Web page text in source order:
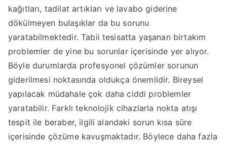
kağıtları, tadilat artıkları ve lavabo giderine
dökülmeyen bulaşıklar da bu sorunu
yaratabilmektedir. Tabii tesisatta yaşanan birtakım
problemler de yine bu sorunlar içerisinde yer alıyor.
Böyle durumlarda profesyonel çözümler sorunun
giderilmesi noktasında oldukça önemlidir. Bireysel
yapılacak müdahale çok daha ciddi problemler
yaratabilir. Farklı teknolojik cihazlarla nokta atışı
tespit ile beraber, ilgili alandaki sorun kısa süre
içerisinde çözüme kavuşmaktadır. Böylece daha fazla